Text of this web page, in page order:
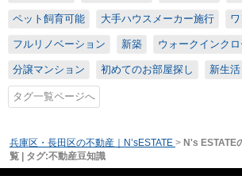
ペット飼育可能 大手ハウスメーカー施行
フルリノベーション 新築 ウォークインクロ
分譲マンション 初めてのお部屋探し 新生活
タグ一覧ページへ
兵庫区・長田区の不動産｜N’sESTATE > N's ESTATE
覧 | タグ:不動産豆知識